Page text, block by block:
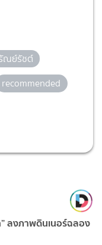
ณย์รัชต์
recommended
” ลงภาพดินเนอร์ฉลอง